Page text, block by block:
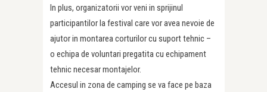
In plus, organizatorii vor veni in sprijinul
participantilor la festival care vor avea nevoie de
ajutor in montarea corturilor cu suport tehnic –
o echipa de voluntari pregatita cu echipament
tehnic necesar montajelor.
Accesul in zona de camping se va face pe baza